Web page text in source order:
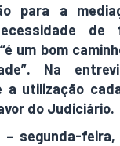
para a
de
um bom
Na
a utilização
do Judiciário.
– segunda-